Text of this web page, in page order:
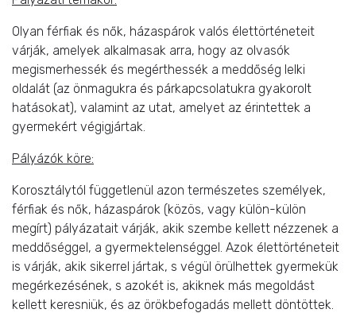
Olyan férfiak és nők, házaspárok valós élettörténeteit
várják, amelyek alkalmasak arra, hogy az olvasók
megismerhessék és megérthessék a meddőség lelki
oldalát (az önmagukra és párkapcsolatukra gyakorolt
hatásokat), valamint az utat, amelyet az érintettek a
gyermekért végigjártak.
Pályázók köre:
Korosztálytól függetlenül azon természetes személyek,
férfiak és nők, házaspárok (közös, vagy külön-külön
megírt) pályázatait várják, akik szembe kellett nézzenek a
meddőséggel, a gyermektelenséggel. Azok élettörténeteit
is várják, akik sikerrel jártak, s végül örülhettek gyermekük
megérkezésének, s azokét is, akiknek más megoldást
kellett keresniük, és az örökbefogadás mellett döntöttek.